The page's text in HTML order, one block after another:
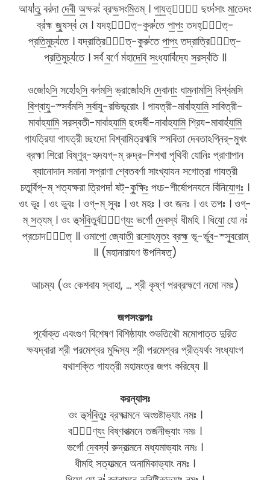
আযা॑তু॒ বর॑দা দে॒বী॒ অ॒ক্ষরং॑ ব্রহ্ম॒সংমি॒তম্ । গা॒য॒ত্রীং᳚ ছংদ॑সাং মা॒তেদং
ব্র॑হ্ম জু॒ষস্ব॑ মে । যদহ্না᳚ত্-কুরু॑তে পা॒পং॒ তদহ্না᳚ত্-
প্রতি॒মুচ্য॑তে । যদ্রাত্রিযা᳚ত্-কুরু॑তে পা॒পং॒ তদ্রাত্রিযা᳚ত্-
প্রতি॒মুচ্য॑তে । সর্ব॑ ব॒র্ণে ম॑হাদে॒বি॒ সং॒ধ্যাবি॑দ্যে স॒রস্ব॑তি ॥
ওজো॑ঽসি॒ সহো॑ঽসি॒ বল॑মসি॒ ভ্রাজো॑ঽসি দে॒বানাং॒ ধাম॒নামা॑সি॒ বিশ্ব॑মসি
বি॒শ্বাযু॒-স্সর্ব॑মসি স॒র্বাযু-রভিভূরোং । গাযত্রী-মাবা॑হযা॒মি॒ সাবিত্রী-
মাবা॑হযা॒মি॒ সরস্বতী-মাবা॑হযা॒মি॒ ছংদর্ষী-নাবা॑হযা॒মি॒ শ্রিয-মাবাহ॑যা॒মি॒
গাযত্রিযা গাযত্রী চ্ছংদো বিশ্বামিত্রঋষি স্সবিতা দেবতাঽগ্নির্-মুখং
ব্রহ্মা শিরো বিষ্ণুর্-হৃদযগ্-ম্ রুদ্র-শ্শিখা পৃথিবী যোনিঃ প্রাণাপান
ব্যানোদান সমানা সপ্রাণা শ্বেতবর্ণা সাংখ্যাযন সগোত্রা গাযত্রী
চতুর্বিগ্-ম্ শত্যক্ষরা ত্রিপদা॑ ষট্-কু॒ক্ষিঃ॒ পংচ-শীর্ষোপনযনে বি॑নিযো॒গঃ॒ ।
ওং ভূঃ । ওং ভুবঃ । ওগ্-ম্ সুবঃ । ওং মহঃ । ওং জনঃ । ওং তপঃ । ওগ্-
ম্ স॒ত্যম্ । ওং তথ্স॑বি॒তুর্বরে᳚ণ্যং॒ ভর্গো॑ দে॒বস্য॑ ধীমহি । ধিযো॒ যো নঃ॑
প্রচোদযা᳚ত্ ॥ ওমাপো॒ জ্যোতী॒ রসো॒ঽমৃতং॒ ব্রহ্ম॒ ভূ-র্ভুব॒-স্সুব॒রোম্
॥ (মহানারাযণ উপনিষত্)
আচম্য (ওং কেশবায স্বাহা, … শ্রী কৃষ্ণ পরব্রহ্মণে নমো নমঃ)
জপসংকল্পঃ
পূর্বোক্ত এবংগুণ বিশেষণ বিশিষ্ঠাযাং শুভতিথৌ মমোপাত্ত দুরিত
ক্ষযদ্বারা শ্রী পরমেশ্বর মুদ্দিস্য শ্রী পরমেশ্বর প্রীত্যর্থং সংধ্যাংগ
যথাশক্তি গাযত্রী মহামংত্র জপং করিষ্যে ॥
করন্যাসঃ
ওং তথ্স॑বি॒তুঃ ব্রহ্মাত্মনে অংগুষ্টাভ্যাং নমঃ ।
বরে᳚ণ্যং॒ বিষ্ণবাত্মনে তর্জনীভ্যাং নমঃ ।
ভর্গো॑ দে॒বস্য॑ রুদ্রাত্মনে মধ্যমাভ্যাং নমঃ ।
ধীমহি সত্যাত্মনে অনামিকাভ্যাং নমঃ ।